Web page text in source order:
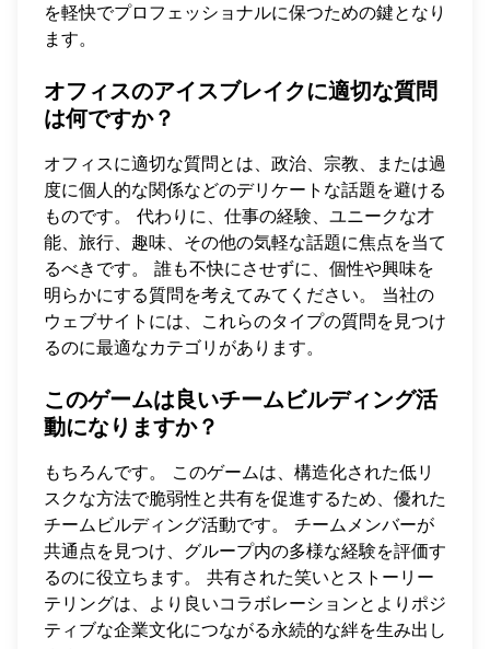
を軽快でプロフェッショナルに保つための鍵となり
ます。
オフィスのアイスブレイクに適切な質問
は何ですか？
オフィスに適切な質問とは、政治、宗教、または過
度に個人的な関係などのデリケートな話題を避ける
ものです。 代わりに、仕事の経験、ユニークな才
能、旅行、趣味、その他の気軽な話題に焦点を当て
るべきです。 誰も不快にさせずに、個性や興味を
明らかにする質問を考えてみてください。 当社の
ウェブサイトには、これらのタイプの質問を見つけ
るのに最適なカテゴリがあります。
このゲームは良いチームビルディング活
動になりますか？
もちろんです。 このゲームは、構造化された低リ
スクな方法で脆弱性と共有を促進するため、優れた
チームビルディング活動です。 チームメンバーが
共通点を見つけ、グループ内の多様な経験を評価す
るのに役立ちます。 共有された笑いとストーリー
テリングは、より良いコラボレーションとよりポジ
ティブな企業文化につながる永続的な絆を生み出し